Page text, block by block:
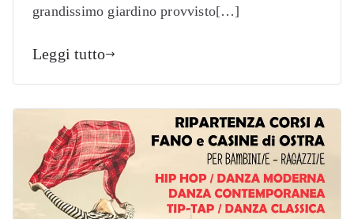
grandissimo giardino provvisto[…]
Leggi tutto